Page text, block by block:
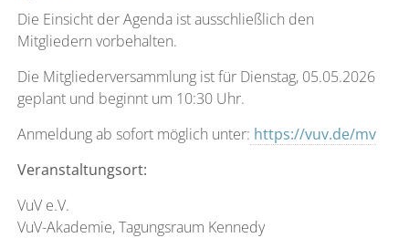
Die Einsicht der Agenda ist ausschließlich den
Mitgliedern vorbehalten.
Die Mitgliederversammlung ist für Dienstag, 05.05.2026
geplant und beginnt um 10:30 Uhr.
Anmeldung ab sofort möglich unter: https://vuv.de/mv
Veranstaltungsort:
VuV e.V.
VuV-Akademie, Tagungsraum Kennedy